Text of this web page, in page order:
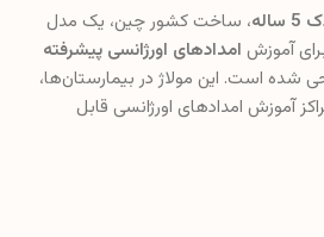
، ساخت کشور چین، یک مدل
آموزش امدادهای اورژانسی پیشرفته
شده است. این مولاژ در بیمارستان‌ها،
آموزش امدادهای اورژانسی قابل